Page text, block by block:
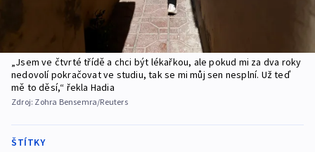
„Jsem ve čtvrté třídě a chci být lékařkou, ale pokud mi za dva roky
nedovolí pokračovat ve studiu, tak se mi můj sen nesplní. Už teď
mě to děsí,“ řekla Hadia
Zdroj: Zohra Bensemra/Reuters
ŠTÍTKY